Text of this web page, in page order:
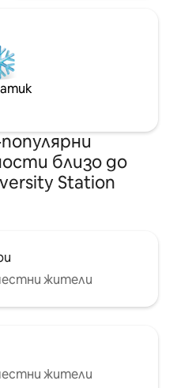
близо до
Station
жители
жители